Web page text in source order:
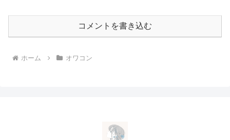
コメントを書き込む
ホーム オワコン